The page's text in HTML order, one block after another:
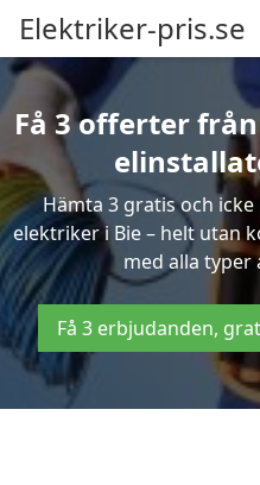
Elektriker-pris.se
Få 3 offerter
Hämta 3 gratis och
elektriker i Bie – helt utan
med alla typer
Få 3 erbjudanden,